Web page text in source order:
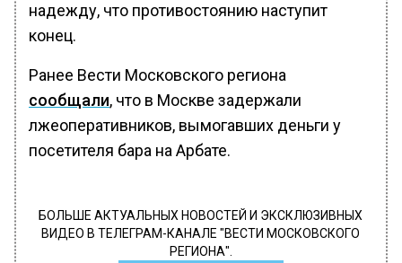
надежду, что противостоянию наступит
конец.
Ранее Вести Московского региона
сообщали, что в Москве задержали
лжеоперативников, вымогавших деньги у
посетителя бара на Арбате.
БОЛЬШЕ АКТУАЛЬНЫХ НОВОСТЕЙ И ЭКСКЛЮЗИВНЫХ
ВИДЕО В ТЕЛЕГРАМ-КАНАЛЕ "ВЕСТИ МОСКОВСКОГО
РЕГИОНА".